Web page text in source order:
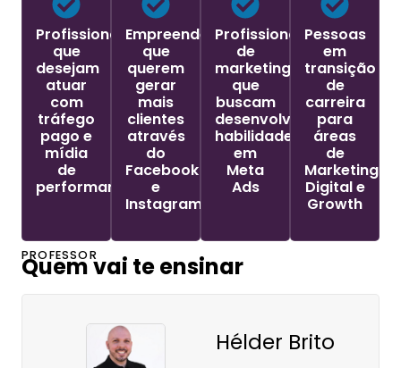
Profissionais
que
desejam
atuar
com
tráfego
pago e
mídia
de
performance
Empreendedores
que
querem
gerar
mais
clientes
através
do
Facebook
e
Instagram
Profissionais
de
marketing
que
buscam
desenvolver
habilidades
em
Meta
Ads
Pessoas
em
transição
de
carreira
para
áreas
de
Marketing
Digital e
Growth
PROFESSOR
Quem vai te ensinar
Hélder Brito